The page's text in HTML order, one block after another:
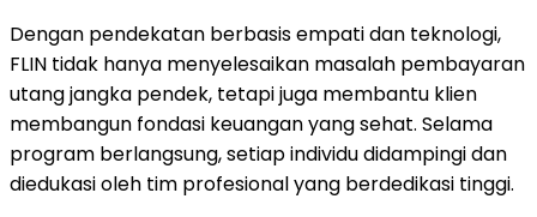
Dengan pendekatan berbasis empati dan teknologi,
FLIN tidak hanya menyelesaikan masalah pembayaran
utang jangka pendek, tetapi juga membantu klien
membangun fondasi keuangan yang sehat. Selama
program berlangsung, setiap individu didampingi dan
diedukasi oleh tim profesional yang berdedikasi tinggi.